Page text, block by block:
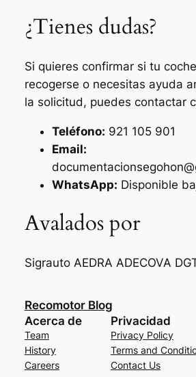
¿Tienes dudas?
Si quieres confirmar si tu
recogerse o necesitas ayuda
la solicitud, puedes contactar
Teléfono: 921 105 901
Email:
WhatsApp: Disponible
Avalados por
Sigrauto AEDRA ADECOVA
Recomotor Blog
Acerca de
Team
History
Careers
Privacidad
Privacy Policy
Terms and
Contact Us